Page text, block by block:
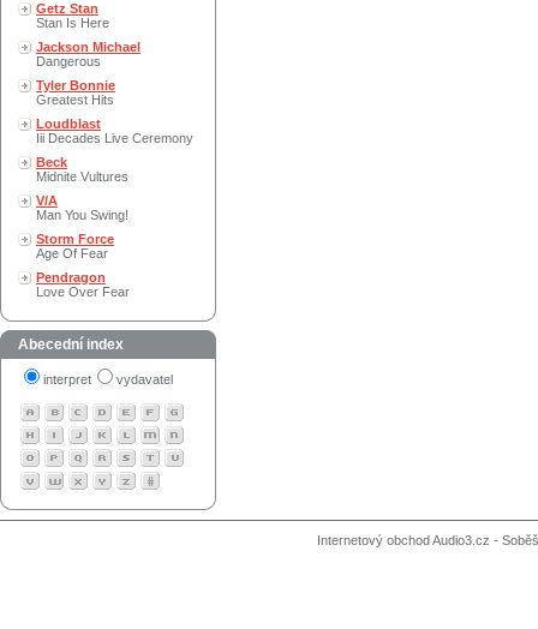
Getz Stan
Stan Is Here
Jackson Michael
Dangerous
Tyler Bonnie
Greatest Hits
Loudblast
Iii Decades Live Ceremony
Beck
Midnite Vultures
V/A
Man You Swing!
Storm Force
Age Of Fear
Pendragon
Love Over Fear
Abecední index
interpret vydavatel
Internetový obchod Audio3.cz -